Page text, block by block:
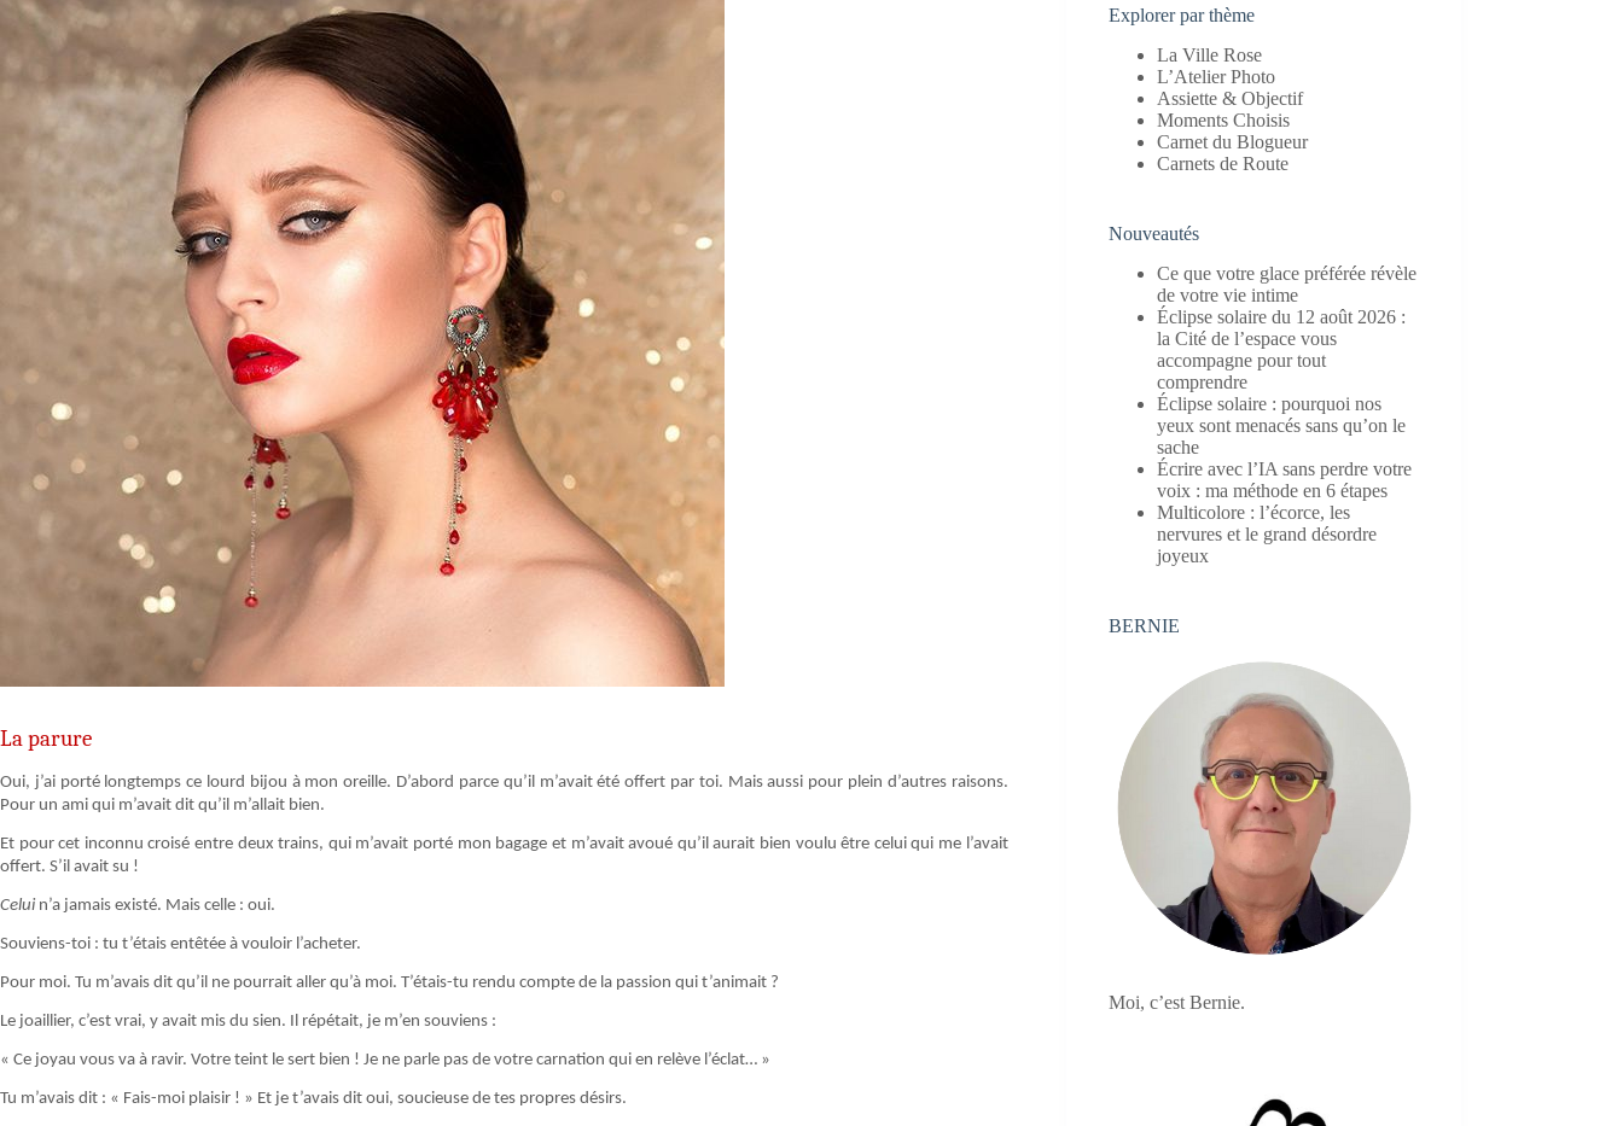
La parure
Oui, j’ai porté longtemps ce lourd bijou à mon oreille. D’abord parce qu’il m’avait été offert par toi. Mais aussi pour plein d’autres raisons.
Pour un ami qui m’avait dit qu’il m’allait bien.
Et pour cet inconnu croisé entre deux trains, qui m’avait porté mon bagage et m’avait avoué qu’il aurait bien voulu être celui qui me l’avait
offert. S’il avait su !
Celui n’a jamais existé. Mais celle : oui.
Souviens-toi : tu t’étais entêtée à vouloir l’acheter.
Pour moi. Tu m’avais dit qu’il ne pourrait aller qu’à moi. T’étais-tu rendu compte de la passion qui t’animait ?
Le joaillier, c’est vrai, y avait mis du sien. Il répétait, je m’en souviens :
« Ce joyau vous va à ravir. Votre teint le sert bien ! Je ne parle pas de votre carnation qui en relève l’éclat… »
Tu m’avais dit : « Fais-moi plaisir ! » Et je t’avais dit oui, soucieuse de tes propres désirs.
Explorer par thème
La Ville Rose
L’Atelier Photo
Assiette & Objectif
Moments Choisis
Carnet du Blogueur
Carnets de Route
Nouveautés
Ce que votre glace préférée révèle
de votre vie intime
Éclipse solaire du 12 août 2026 :
la Cité de l’espace vous
accompagne pour tout
comprendre
Éclipse solaire : pourquoi nos
yeux sont menacés sans qu’on le
sache
Écrire avec l’IA sans perdre votre
voix : ma méthode en 6 étapes
Multicolore : l’écorce, les
nervures et le grand désordre
joyeux
BERNIE
Moi, c’est Bernie.